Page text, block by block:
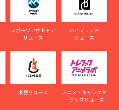
スポーツアウトドア
リユース
ハイブランド
リユース
楽器リユース
アニメ・キャラクタ
ーグッズリユース